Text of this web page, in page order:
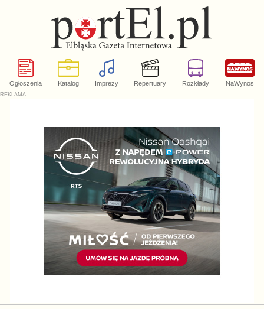
Ogłoszenia Katalog Imprezy Repertuary Rozkłady NaWynos